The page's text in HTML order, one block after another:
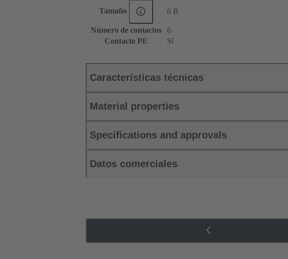
Tamaño 6 B
Número de contactos
6
Contacto PE
Sí
Características técnicas
Material properties
Specifications and approvals
Datos comerciales